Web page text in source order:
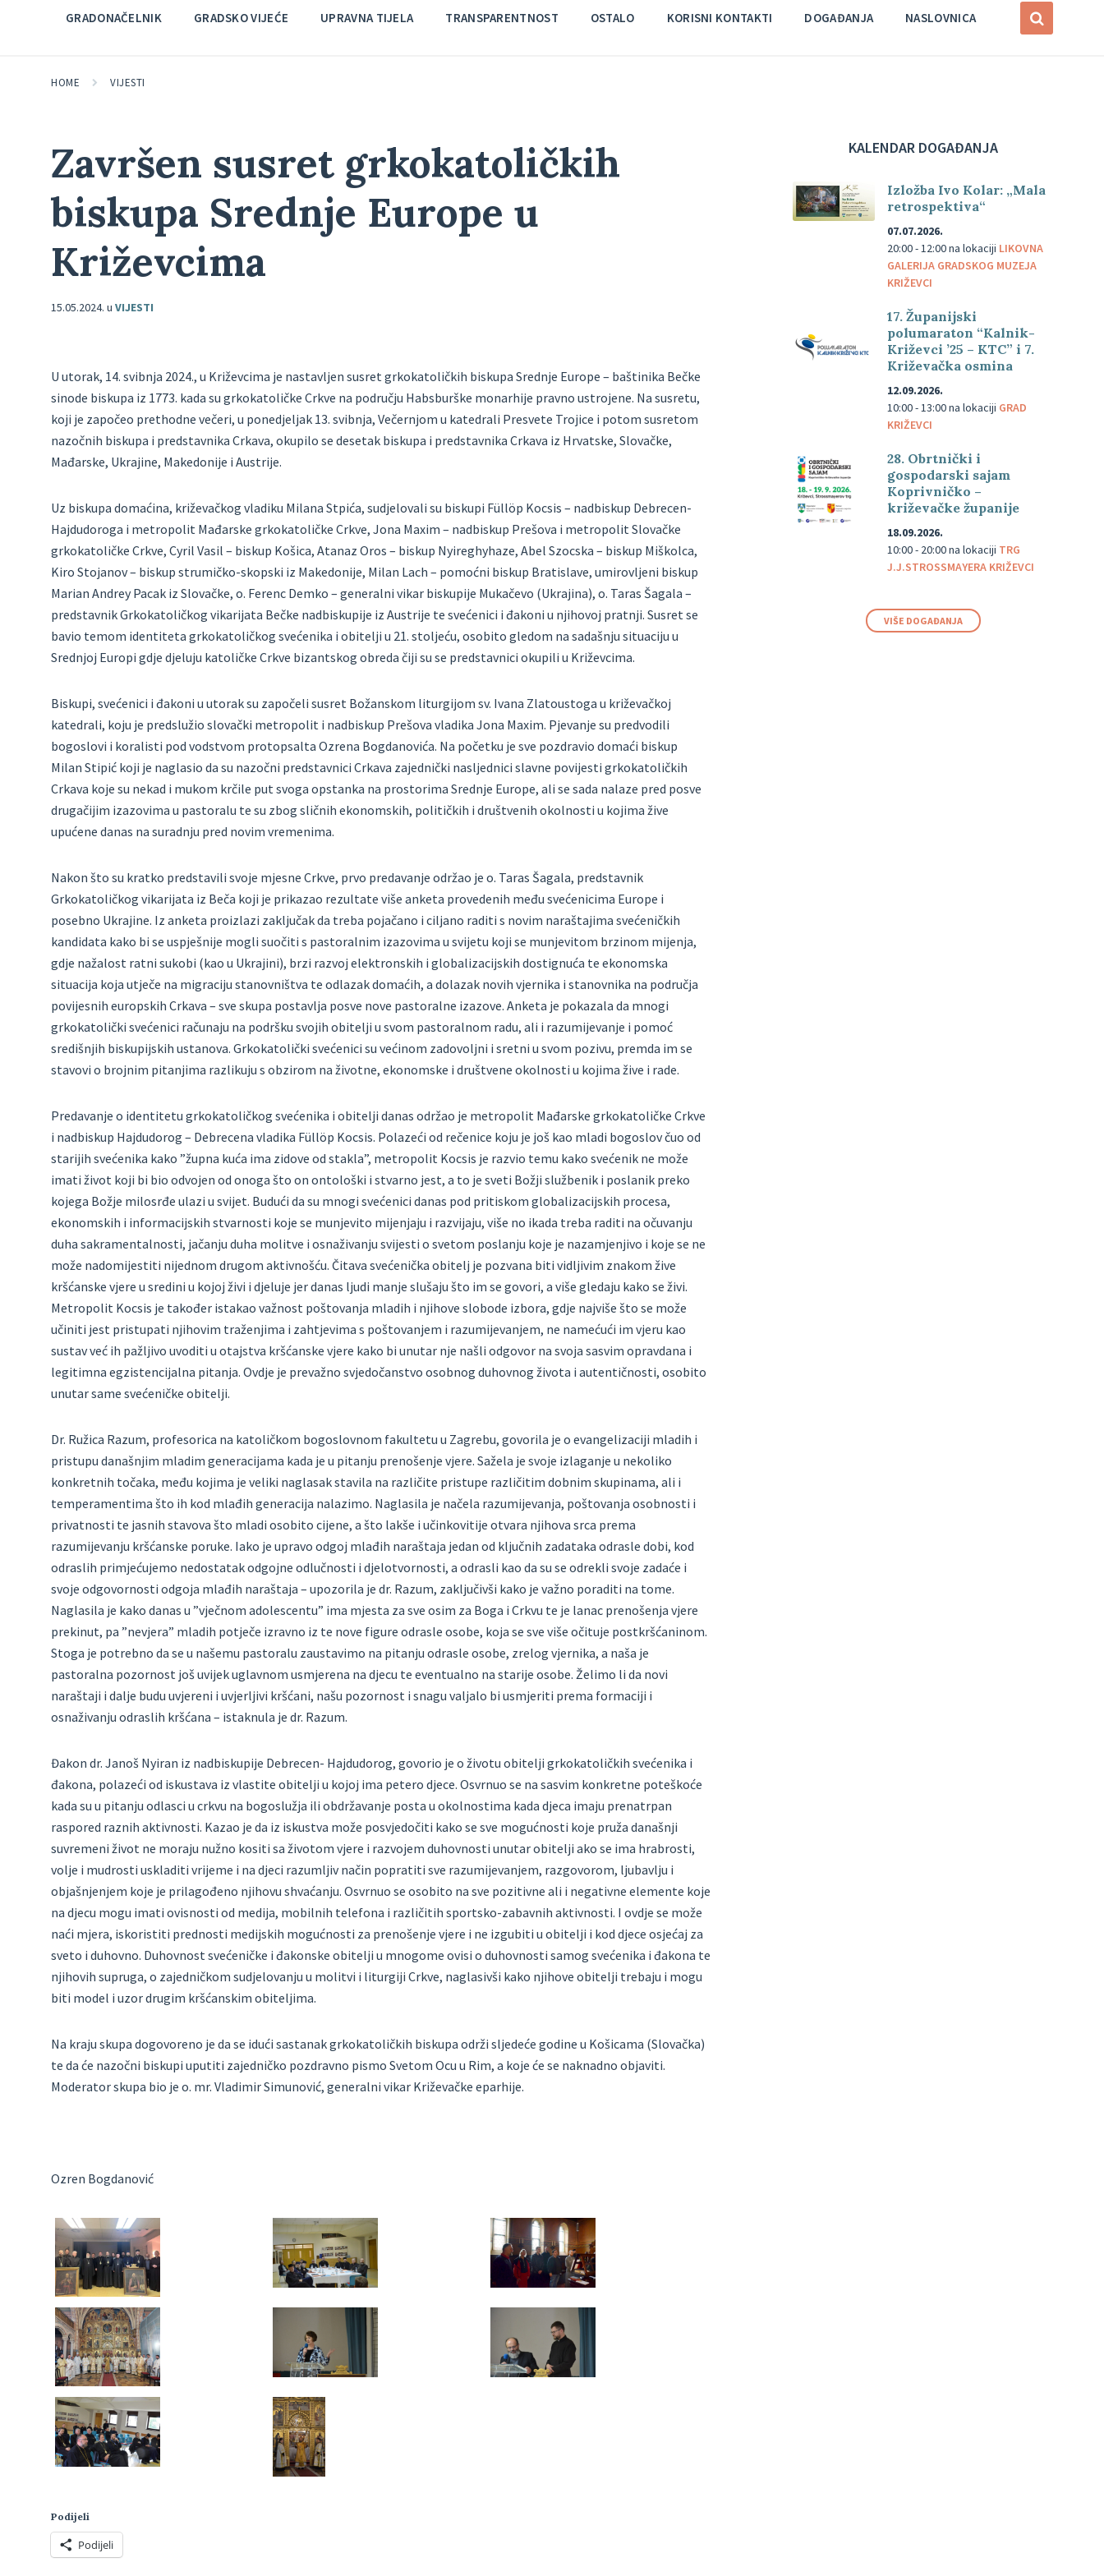
GRADONAČELNIK GRADSKO VIJEĆE UPRAVNA TIJELA TRANSPARENTNOST OSTALO KORISNI KONTAKTI DOGAĐANJA NASLOVNICA
HOME VIJESTI
Završen susret grkokatoličkih
biskupa Srednje Europe u
Križevcima
15.05.2024. u VIJESTI
U utorak, 14. svibnja 2024., u Križevcima je nastavljen susret grkokatoličkih biskupa Srednje Europe – baštinika Bečke
sinode biskupa iz 1773. kada su grkokatoličke Crkve na području Habsburške monarhije pravno ustrojene. Na susretu,
koji je započeo prethodne večeri, u ponedjeljak 13. svibnja, Večernjom u katedrali Presvete Trojice i potom susretom
nazočnih biskupa i predstavnika Crkava, okupilo se desetak biskupa i predstavnika Crkava iz Hrvatske, Slovačke,
Mađarske, Ukrajine, Makedonije i Austrije.
Uz biskupa domaćina, križevačkog vladiku Milana Stpića, sudjelovali su biskupi Füllöp Kocsis – nadbiskup Debrecen-
Hajdudoroga i metropolit Mađarske grkokatoličke Crkve, Jona Maxim – nadbiskup Prešova i metropolit Slovačke
grkokatoličke Crkve, Cyril Vasil – biskup Košica, Atanaz Oros – biskup Nyireghyhaze, Abel Szocska – biskup Miškolca,
Kiro Stojanov – biskup strumičko-skopski iz Makedonije, Milan Lach – pomoćni biskup Bratislave, umirovljeni biskup
Marian Andrey Pacak iz Slovačke, o. Ferenc Demko – generalni vikar biskupije Mukačevo (Ukrajina), o. Taras Šagala –
predstavnik Grkokatoličkog vikarijata Bečke nadbiskupije iz Austrije te svećenici i đakoni u njihovoj pratnji. Susret se
bavio temom identiteta grkokatoličkog svećenika i obitelji u 21. stoljeću, osobito gledom na sadašnju situaciju u
Srednjoj Europi gdje djeluju katoličke Crkve bizantskog obreda čiji su se predstavnici okupili u Križevcima.
Biskupi, svećenici i đakoni u utorak su započeli susret Božanskom liturgijom sv. Ivana Zlatoustoga u križevačkoj
katedrali, koju je predslužio slovački metropolit i nadbiskup Prešova vladika Jona Maxim. Pjevanje su predvodili
bogoslovi i koralisti pod vodstvom protopsalta Ozrena Bogdanovića. Na početku je sve pozdravio domaći biskup
Milan Stipić koji je naglasio da su nazočni predstavnici Crkava zajednički nasljednici slavne povijesti grkokatoličkih
Crkava koje su nekad i mukom krčile put svoga opstanka na prostorima Srednje Europe, ali se sada nalaze pred posve
drugačijim izazovima u pastoralu te su zbog sličnih ekonomskih, političkih i društvenih okolnosti u kojima žive
upućene danas na suradnju pred novim vremenima.
Nakon što su kratko predstavili svoje mjesne Crkve, prvo predavanje održao je o. Taras Šagala, predstavnik
Grkokatoličkog vikarijata iz Beča koji je prikazao rezultate više anketa provedenih među svećenicima Europe i
posebno Ukrajine. Iz anketa proizlazi zaključak da treba pojačano i ciljano raditi s novim naraštajima svećeničkih
kandidata kako bi se uspješnije mogli suočiti s pastoralnim izazovima u svijetu koji se munjevitom brzinom mijenja,
gdje nažalost ratni sukobi (kao u Ukrajini), brzi razvoj elektronskih i globalizacijskih dostignuća te ekonomska
situacija koja utječe na migraciju stanovništva te odlazak domaćih, a dolazak novih vjernika i stanovnika na područja
povijesnih europskih Crkava – sve skupa postavlja posve nove pastoralne izazove. Anketa je pokazala da mnogi
grkokatolički svećenici računaju na podršku svojih obitelji u svom pastoralnom radu, ali i razumijevanje i pomoć
središnjih biskupijskih ustanova. Grkokatolički svećenici su većinom zadovoljni i sretni u svom pozivu, premda im se
stavovi o brojnim pitanjima razlikuju s obzirom na životne, ekonomske i društvene okolnosti u kojima žive i rade.
Predavanje o identitetu grkokatoličkog svećenika i obitelji danas održao je metropolit Mađarske grkokatoličke Crkve
i nadbiskup Hajdudorog – Debrecena vladika Füllöp Kocsis. Polazeći od rečenice koju je još kao mladi bogoslov čuo od
starijih svećenika kako ”župna kuća ima zidove od stakla”, metropolit Kocsis je razvio temu kako svećenik ne može
imati život koji bi bio odvojen od onoga što on ontološki i stvarno jest, a to je sveti Božji službenik i poslanik preko
kojega Božje milosrđe ulazi u svijet. Budući da su mnogi svećenici danas pod pritiskom globalizacijskih procesa,
ekonomskih i informacijskih stvarnosti koje se munjevito mijenjaju i razvijaju, više no ikada treba raditi na očuvanju
duha sakramentalnosti, jačanju duha molitve i osnaživanju svijesti o svetom poslanju koje je nazamjenjivo i koje se ne
može nadomijestiti nijednom drugom aktivnošću. Čitava svećenička obitelj je pozvana biti vidljivim znakom žive
kršćanske vjere u sredini u kojoj živi i djeluje jer danas ljudi manje slušaju što im se govori, a više gledaju kako se živi.
Metropolit Kocsis je također istakao važnost poštovanja mladih i njihove slobode izbora, gdje najviše što se može
učiniti jest pristupati njihovim traženjima i zahtjevima s poštovanjem i razumijevanjem, ne namećući im vjeru kao
sustav već ih pažljivo uvoditi u otajstva kršćanske vjere kako bi unutar nje našli odgovor na svoja sasvim opravdana i
legitimna egzistencijalna pitanja. Ovdje je prevažno svjedočanstvo osobnog duhovnog života i autentičnosti, osobito
unutar same svećeničke obitelji.
Dr. Ružica Razum, profesorica na katoličkom bogoslovnom fakultetu u Zagrebu, govorila je o evangelizaciji mladih i
pristupu današnjim mladim generacijama kada je u pitanju prenošenje vjere. Sažela je svoje izlaganje u nekoliko
konkretnih točaka, među kojima je veliki naglasak stavila na različite pristupe različitim dobnim skupinama, ali i
temperamentima što ih kod mlađih generacija nalazimo. Naglasila je načela razumijevanja, poštovanja osobnosti i
privatnosti te jasnih stavova što mladi osobito cijene, a što lakše i učinkovitije otvara njihova srca prema
razumijevanju kršćanske poruke. Iako je upravo odgoj mlađih naraštaja jedan od ključnih zadataka odrasle dobi, kod
odraslih primjećujemo nedostatak odgojne odlučnosti i djelotvornosti, a odrasli kao da su se odrekli svoje zadaće i
svoje odgovornosti odgoja mlađih naraštaja – upozorila je dr. Razum, zaključivši kako je važno poraditi na tome.
Naglasila je kako danas u ”vječnom adolescentu” ima mjesta za sve osim za Boga i Crkvu te je lanac prenošenja vjere
prekinut, pa ”nevjera” mladih potječe izravno iz te nove figure odrasle osobe, koja se sve više očituje postkršćaninom.
Stoga je potrebno da se u našemu pastoralu zaustavimo na pitanju odrasle osobe, zrelog vjernika, a naša je
pastoralna pozornost još uvijek uglavnom usmjerena na djecu te eventualno na starije osobe. Želimo li da novi
naraštaji i dalje budu uvjereni i uvjerljivi kršćani, našu pozornost i snagu valjalo bi usmjeriti prema formaciji i
osnaživanju odraslih kršćana – istaknula je dr. Razum.
Đakon dr. Janoš Nyiran iz nadbiskupije Debrecen- Hajdudorog, govorio je o životu obitelji grkokatoličkih svećenika i
đakona, polazeći od iskustava iz vlastite obitelji u kojoj ima petero djece. Osvrnuo se na sasvim konkretne poteškoće
kada su u pitanju odlasci u crkvu na bogoslužja ili obdržavanje posta u okolnostima kada djeca imaju prenatrpan
raspored raznih aktivnosti. Kazao je da iz iskustva može posvjedočiti kako se sve mogućnosti koje pruža današnji
suvremeni život ne moraju nužno kositi sa životom vjere i razvojem duhovnosti unutar obitelji ako se ima hrabrosti,
volje i mudrosti uskladiti vrijeme i na djeci razumljiv način popratiti sve razumijevanjem, razgovorom, ljubavlju i
objašnjenjem koje je prilagođeno njihovu shvaćanju. Osvrnuo se osobito na sve pozitivne ali i negativne elemente koje
na djecu mogu imati ovisnosti od medija, mobilnih telefona i različitih sportsko-zabavnih aktivnosti. I ovdje se može
naći mjera, iskoristiti prednosti medijskih mogućnosti za prenošenje vjere i ne izgubiti u obitelji i kod djece osjećaj za
sveto i duhovno. Duhovnost svećeničke i đakonske obitelji u mnogome ovisi o duhovnosti samog svećenika i đakona te
njihovih supruga, o zajedničkom sudjelovanju u molitvi i liturgiji Crkve, naglasivši kako njihove obitelji trebaju i mogu
biti model i uzor drugim kršćanskim obiteljima.
Na kraju skupa dogovoreno je da se idući sastanak grkokatoličkih biskupa održi sljedeće godine u Košicama (Slovačka)
te da će nazočni biskupi uputiti zajedničko pozdravno pismo Svetom Ocu u Rim, a koje će se naknadno objaviti.
Moderator skupa bio je o. mr. Vladimir Simunović, generalni vikar Križevačke eparhije.
Ozren Bogdanović
Podijeli
Podijeli
KALENDAR DOGAĐANJA
Izložba Ivo Kolar: „Mala
retrospektiva“
07.07.2026.
20:00 - 12:00na lokaciji LIKOVNA
GALERIJA GRADSKOG MUZEJA
KRIŽEVCI
17. Županijski
polumaraton “Kalnik-
Križevci ’25 – KTC” i 7.
Križevačka osmina
12.09.2026.
10:00 - 13:00na lokaciji GRAD
KRIŽEVCI
28. Obrtnički i
gospodarski sajam
Koprivničko –
križevačke županije
18.09.2026.
10:00 - 20:00na lokaciji TRG
J.J.STROSSMAYERA KRIŽEVCI
VIŠE DOGAĐANJA